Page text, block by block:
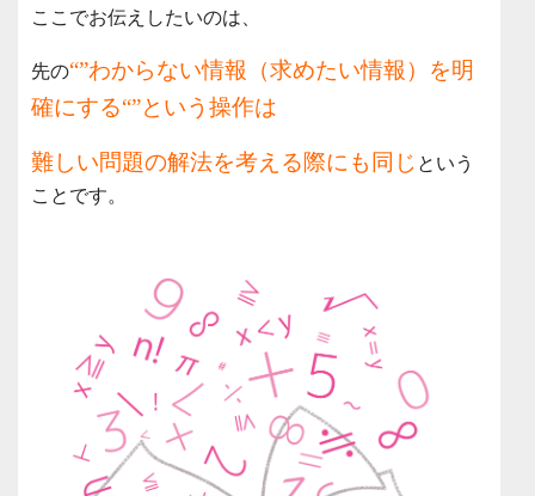
ここでお伝えしたいのは、
先の“”わからない情報（求めたい情報）を明
確にする“”という操作は
難しい問題の解法を考える際にも同じ という
ことです。